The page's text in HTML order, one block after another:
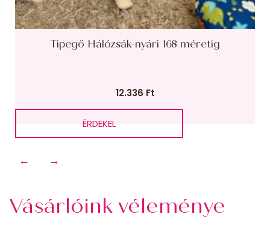
Tipegő Hálózsák-nyári 168 méretig
12.336 Ft
ÉRDEKEL
← →
Vásárlóink véleménye